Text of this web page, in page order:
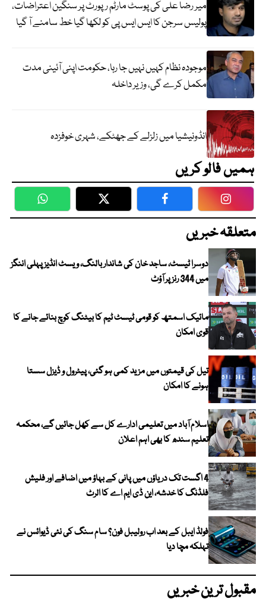
میر رضا علی کی پوسٹ مارٹم رپورٹ پر سنگین اعتراضات،
پولیس سرجن کا ایس ایس پی کو لکھا گیا خط سامنے آ گیا
موجودہ نظام کہیں نہیں جا رہا، حکومت اپنی آئینی مدت
مکمل کرے گی، وزیر داخلہ
انڈونیشیا میں زلزلے کے جھٹکے، شہری خوفزدہ
ہمیں فالو کریں
WhatsApp Twitter Facebook
متعلقہ خبریں
دوسرا ٹیسٹ، ساجد خان کی شاندار بالنگ، ویسٹ انڈیز پہلی اننگز
میں 344 رنز پر آؤٹ
مائیک اسمتھ کو قومی ٹیسٹ ٹیم کا بیٹنگ کوچ بنائے جانے کا
قوی امکان
تیل کی قیمتوں میں مزید کمی ہو گئی، پیٹرول و ڈیزل سستا
ہونے کا امکان
اسلام آباد میں تعلیمی ادارے کل سے کھل جائیں گے، محکمہ
تعلیم سندھ کا بھی اہم اعلان
4 اگست تک دریاؤں میں پانی کے بہاؤ میں اضافے اور فلیش
فلڈنگ کا خدشہ، این ڈی ایم اے کا الرٹ
فولڈ ایبل کے بعد اب رولیبل فون؟ سام سنگ کی نئی ڈیوائس نے
تہلکہ مچا دیا
مقبول ترین خبریں